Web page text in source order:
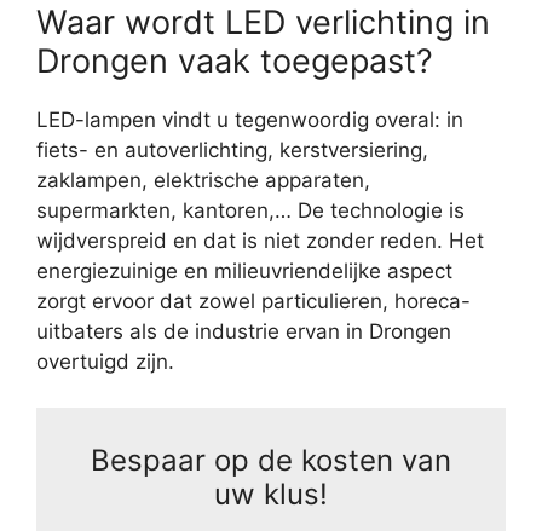
Waar wordt LED verlichting in
Drongen vaak toegepast?
LED-lampen vindt u tegenwoordig overal: in
fiets- en autoverlichting, kerstversiering,
zaklampen, elektrische apparaten,
supermarkten, kantoren,… De technologie is
wijdverspreid en dat is niet zonder reden. Het
energiezuinige en milieuvriendelijke aspect
zorgt ervoor dat zowel particulieren, horeca-
uitbaters als de industrie ervan in Drongen
overtuigd zijn.
Bespaar op de kosten van
uw klus!